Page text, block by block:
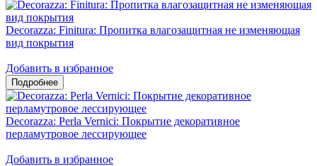
Decorazza: Finitura: Пропитка влагозащитная не изменяющая
вид покрытия
Добавить в избранное
Decorazza: Perla Vernici: Покрытие декоративное
перламутровое лессирующее
Добавить в избранное